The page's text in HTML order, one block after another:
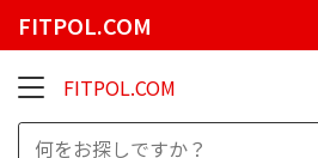
FITPOL.COM
FITPOL.COM